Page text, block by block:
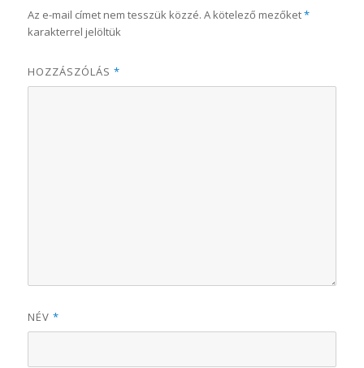
Az e-mail címet nem tesszük közzé. A kötelező mezőket*
karakterrel jelöltük
HOZZÁSZÓLÁS*
NÉV*